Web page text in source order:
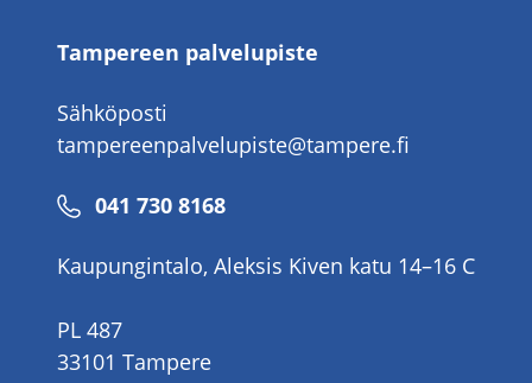
Tampereen palvelupiste
Sähköposti
tampereenpalvelupiste@tampere.fi
Puhelinnumero
041 730 8168
Kaupungintalo, Aleksis Kiven katu 14–16 C
PL 487
33101 Tampere